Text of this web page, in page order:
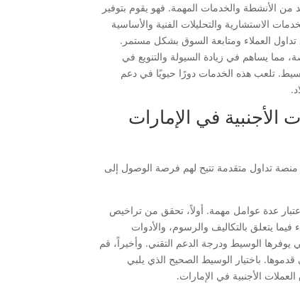
الأنشطة والخدمات المهمة. فهو يقوم بتوفير
الاستشارية والتحليلات الفنية والأساسية
تداول العملاء ومتابعة السوق بشكل مستمر.
مما يساهم في زيادة السيولة والتنويع في
تلعب هذه الخدمات دورًا حيويًا في دعم
في الإمارات
تداول متقدمة تتيح لهم فرصة الوصول إلى
عدة عوامل مهمة. أولاً، تحقق من تراخيص
يتعلق بالتكاليف والرسوم، والأدوات
الوسيط ودرجة الدعم التقني. وأخيراً، قم
باختيار الوسيط الصحيح الذي يلبي
الأجنبية في الإمارات.